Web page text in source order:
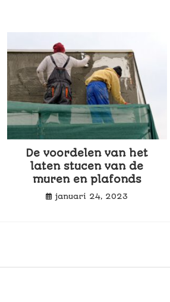
De voordelen van het
laten stucen van de
muren en plafonds
januari 24, 2023